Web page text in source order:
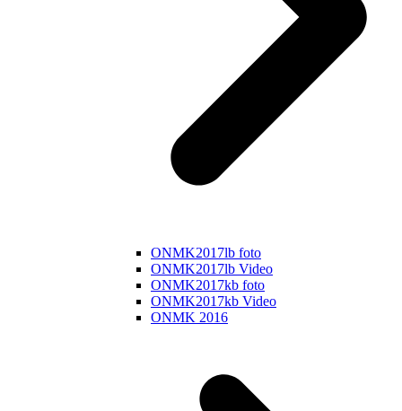
ONMK2017lb foto
ONMK2017lb Video
ONMK2017kb foto
ONMK2017kb Video
ONMK 2016